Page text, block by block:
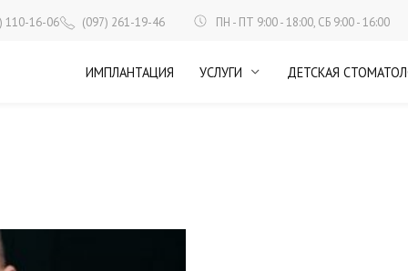
110-16-06 (097) 261-19-46 ПН - ПТ 9:00 - 18:00, СБ 9:00 - 16:00
ИМПЛАНТАЦИЯ УСЛУГИ ДЕТСКАЯ